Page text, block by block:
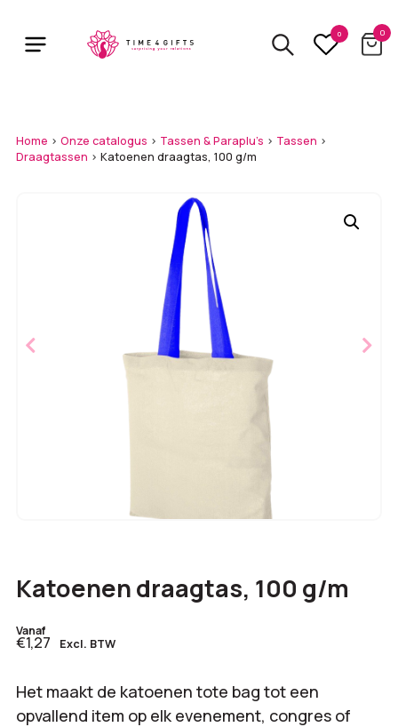
main
0 0
Home > Onze catalogus > Tassen & Paraplu's > Tassen >
Draagtassen > Katoenen draagtas, 100 g/m
Katoenen draagtas, 100 g/m
Vanaf
€1,27 Excl. BTW
Het maakt de katoenen tote bag tot een
opvallend item op elk evenement, congres of